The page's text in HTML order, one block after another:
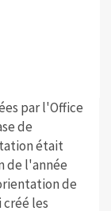
par l'Office
de
était
de l'année
de
les